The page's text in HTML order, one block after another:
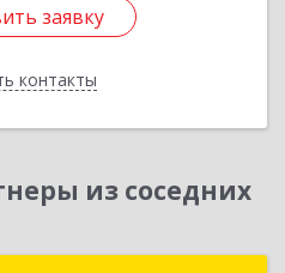
заявку
контакты
заявку
из соседних